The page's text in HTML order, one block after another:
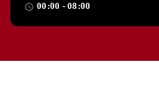
access_time 00:00 - 08:00